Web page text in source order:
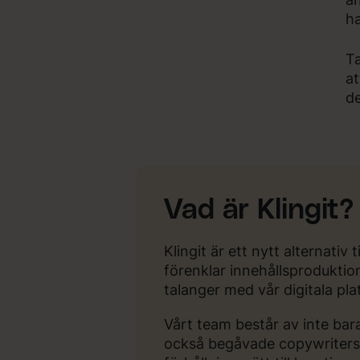
Vad är Klingit?
Klingit är ett nytt alternativ
förenklar
talanger med vår digitala
Vårt team består av inte
också begåvade